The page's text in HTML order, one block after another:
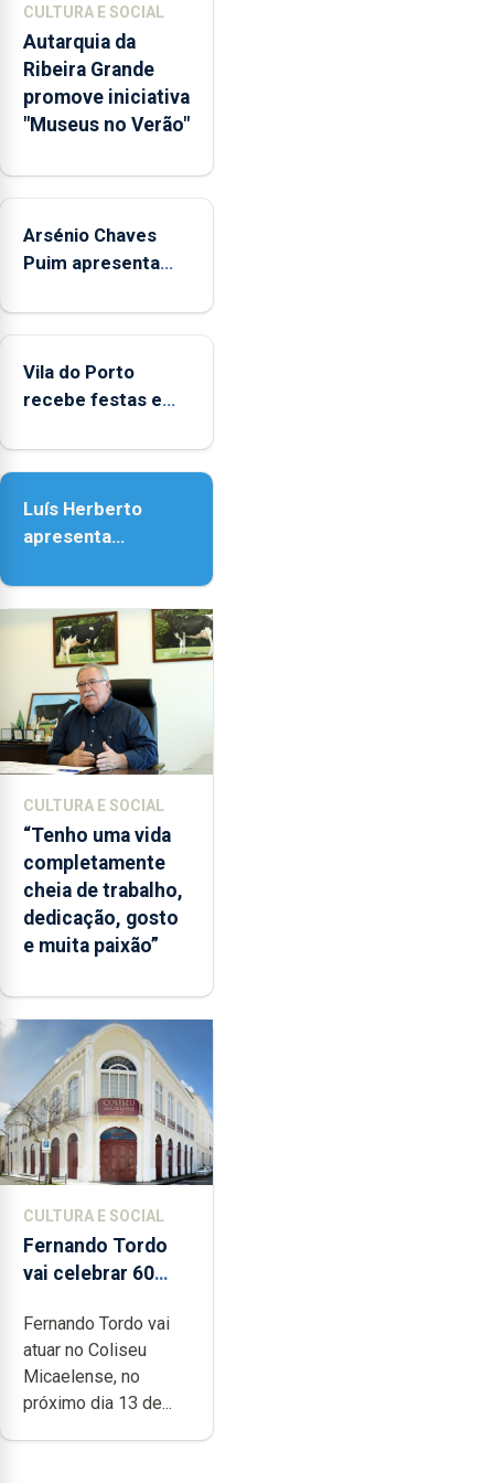
integrados
na
Rede
Municipal
de
aos
durante
o
de
entre
as
e
as
18h00.
CULTURA E SOCIAL
Autarquia da
Ribeira Grande
promove iniciativa
"Museus no Verão"
Arsénio Chaves
Puim apresenta
de Vila do Porto
Vila do Porto
recebe festas em
Senhora da
Luís Herberto
apresenta
Paisagem’
CULTURA E SOCIAL
“Tenho uma vida
completamente
cheia de trabalho,
dedicação, gosto
e muita paixão”
CULTURA E SOCIAL
Fernando Tordo
vai celebrar 60
no Coliseu
Micaelense
Fernando Tordo vai
atuar no Coliseu
Micaelense, no
próximo dia 13 de...